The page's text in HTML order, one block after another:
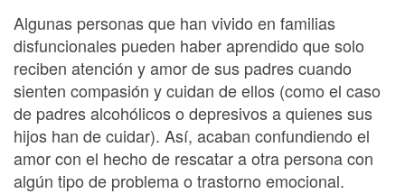
Algunas personas que han vivido en familias
disfuncionales pueden haber aprendido que solo
reciben atención y amor de sus padres cuando
sienten compasión y cuidan de ellos (como el caso
de padres alcohólicos o depresivos a quienes sus
hijos han de cuidar). Así, acaban confundiendo el
amor con el hecho de rescatar a otra persona con
algún tipo de problema o trastorno emocional.